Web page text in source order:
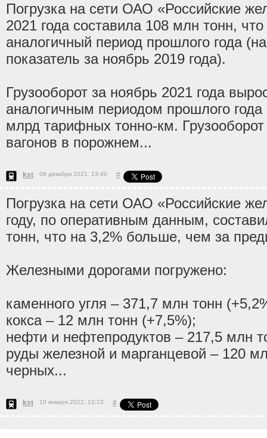
Погрузка на сети ОАО «Российские
2021 года составила 108 млн тонн,
аналогичный период прошлого года
показатель за ноябрь 2019 года).
Грузооборот за ноябрь 2021 года
аналогичным периодом прошлого
млрд тарифных тонно-км. Грузооборот
вагонов в порожнем...
kst 09 декабря 2021, 13:40 #
Погрузка на сети ОАО «Российские
году, по оперативным данным,
тонн, что на 3,2% больше, чем за
Железными дорогами погружено:
каменного угля – 371,7 млн тонн
кокса – 12 млн тонн (+7,5%);
нефти и нефтепродуктов – 217,5 млн
руды железной и марганцевой – 120
черных...
kst 10 января 2022, 12:23 #